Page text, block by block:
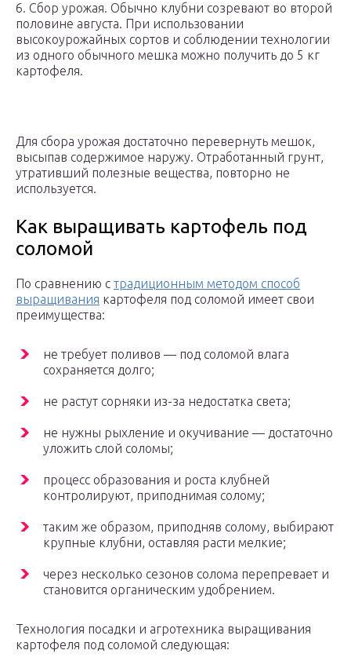
6. Сбор урожая. Обычно клубни созревают во второй
половине августа. При использовании
высокоурожайных сортов и соблюдении технологии
из одного обычного мешка можно получить до 5 кг
картофеля.
Для сбора урожая достаточно перевернуть мешок,
высыпав содержимое наружу. Отработанный грунт,
утративший полезные вещества, повторно не
используется.
Как выращивать картофель под
соломой
По сравнению с традиционным методом способ
выращивания картофеля под соломой имеет свои
преимущества:
не требует поливов — под соломой влага
сохраняется долго;
не растут сорняки из-за недостатка света;
не нужны рыхление и окучивание — достаточно
уложить слой соломы;
процесс образования и роста клубней
контролируют, приподнимая солому;
таким же образом, приподняв солому, выбирают
крупные клубни, оставляя расти мелкие;
через несколько сезонов солома перепревает и
становится органическим удобрением.
Технология посадки и агротехника выращивания
картофеля под соломой следующая: